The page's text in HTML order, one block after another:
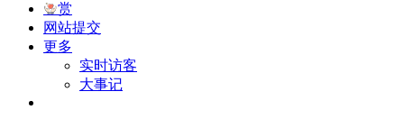
赏
网站提交
更多
实时访客
大事记